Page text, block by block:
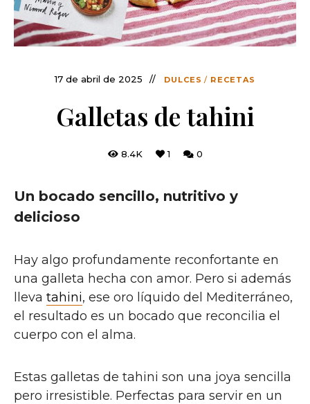
17 de abril de 2025 DULCES / RECETAS
Galletas de tahini
8.4K 1 0
Un bocado sencillo, nutritivo y
delicioso
Hay algo profundamente reconfortante en
una galleta hecha con amor. Pero si además
lleva tahini, ese oro líquido del Mediterráneo,
el resultado es un bocado que reconcilia el
cuerpo con el alma.
Estas galletas de tahini son una joya sencilla
pero irresistible. Perfectas para servir en un